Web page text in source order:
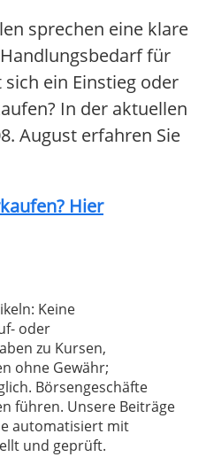
sprechen eine klare
für
ein Einstieg oder
In der aktuellen
August erfahren Sie
Hier
Keine
oder
zu Kursen,
ohne Gewähr;
Börsengeschäfte
führen. Unsere Beiträge
automatisiert mit
und geprüft.